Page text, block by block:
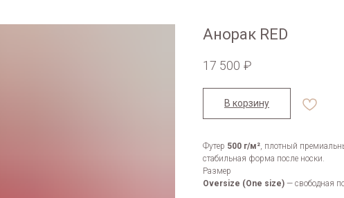
Анорак RED
17 500 ₽
В корзину
Футер 500 г/м², плотный
стабильная форма после носки.
Размер
Oversize (One size) — свободная